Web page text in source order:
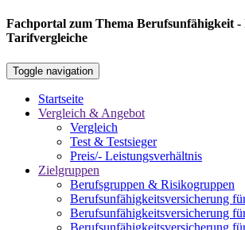
Fachportal zum Thema Berufsunfähigkeit
Tarifvergleiche
Toggle navigation
Startseite
Vergleich & Angebot
Vergleich
Test & Testsieger
Preis/- Leistungsverhältnis
Zielgruppen
Berufsgruppen & Risikogruppen
Berufsunfähigkeitsversicherung
Berufsunfähigkeitsversicherung
Berufsunfähigkeitsversicherung